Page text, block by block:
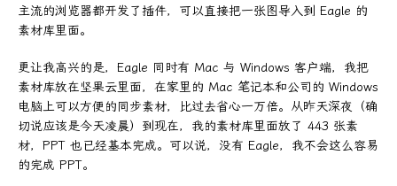
主流的浏览器都开发了插件，可以直接把一张图导入到 Eagle 的
素材库里面。
更让我高兴的是，Eagle 同时有 Mac 与 Windows 客户端，我把
素材库放在坚果云里面，在家里的 Mac 笔记本和公司的 Windows
电脑上可以方便的同步素材，比过去省心一万倍。从昨天深夜（确
切说应该是今天凌晨）到现在，我的素材库里面放了 443 张素
材，PPT 也已经基本完成。可以说，没有 Eagle，我不会这么容易
的完成 PPT。